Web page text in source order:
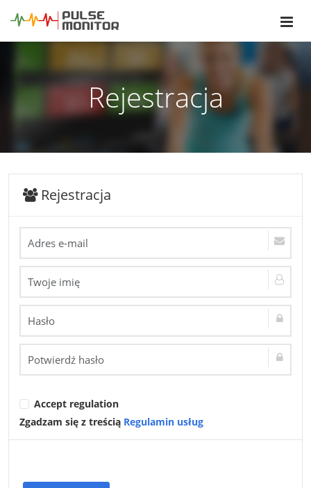
Rejestracja
Rejestracja
Accept regulation
Zgadzam się z treścią Regulamin usług